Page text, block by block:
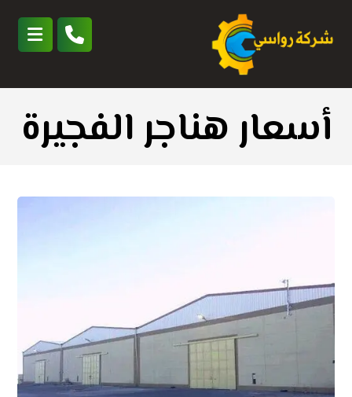
أسعار هناجر الفجيرة